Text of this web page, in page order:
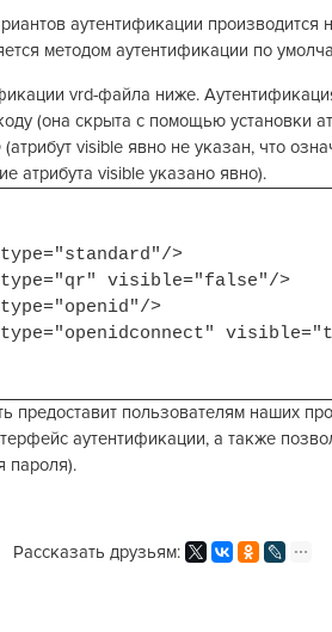
аутентификации
методом аутентификации по
vrd-файла ниже.
(она скрыта с помощью установки
visible явно не указан, что
атрибута visible указано явно).
>
visible="false"/>
>
предоставит пользователям наших
аутентификации, а также
пароля).
Рассказать друзьям: